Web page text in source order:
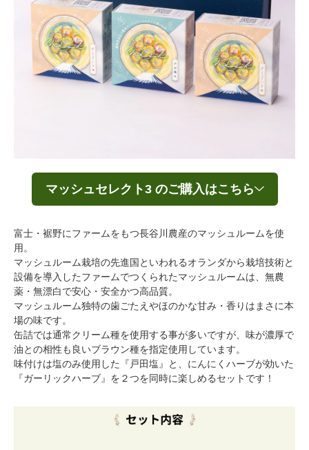
マッシュセレクト3 のご購入はこちら
富士・裾野にファームをもつ長谷川農産のマッシュルームを使
用。
マッシュルーム栽培の先進国といわれるオランダから栽培技術と
設備を導入したファームでつくられたマッシュルームは、無農
薬・無漂白で安心・安全かつ高品質。
マッシュルーム独特の歯ごたえやほのかな甘み・香りはまさに本
場の味です。
缶詰では通常クリーム種を使用する事が多いですが、味が濃厚で
油との相性も良いブラウン種を指定使用しています。
味付けは塩のみ使用した『戸田塩』と、にんにくハーブが効いた
『ガーリックハーブ』を２つを同時に楽しめるセットです！